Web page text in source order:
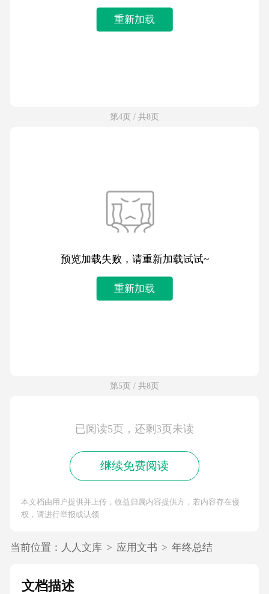
重新加载
第4页 / 共8页
预览加载失败，请重新加载试试~
重新加载
第5页 / 共8页
已阅读5页，还剩3页未读
继续免费阅读
本文档由用户提供并上传，收益归属内容提供方，若内容存在侵
权，请进行举报或认领
当前位置： 人人文库 > 应用文书 > 年终总结
文档描述